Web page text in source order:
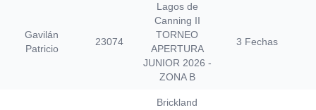
Gavilán
Patricio
23074
Lagos de
Canning II
TORNEO
APERTURA
JUNIOR 2026 -
ZONA B
3 Fechas
Brickland